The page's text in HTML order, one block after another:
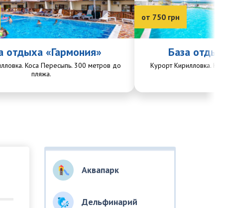
отдыха «Гармония»
Коса Пересыпь. 300 метров до
пляжа.
от 750 грн
База
Курорт Кирилловка.
Аквапарк
Дельфинарий